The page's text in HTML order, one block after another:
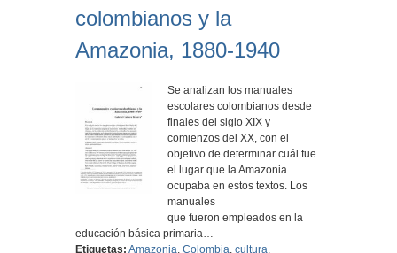
colombianos y la
Amazonia, 1880-1940
Se analizan los manuales
escolares colombianos desde
finales del siglo XIX y
comienzos del XX, con el
objetivo de determinar cuál fue
el lugar que la Amazonia
ocupaba en estos textos. Los
manuales
que fueron empleados en la
educación básica primaria…
Etiquetas: Amazonia, Colombia, cultura,